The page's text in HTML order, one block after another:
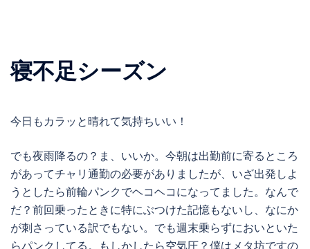
ー
寝不足シーズン
今日もカラッと晴れて気持ちいい！
でも夜雨降るの？ま、いいか。今朝は出勤前に寄るところ
があってチャリ通勤の必要がありましたが、いざ出発しよ
うとしたら前輪パンクでヘコヘコになってました。なんで
だ？前回乗ったときに特にぶつけた記憶もないし、なにか
が刺さっている訳でもない。でも週末乗らずにおいといた
らパンクしてる。もしかしたら空気圧？僕はメタ坊ですの